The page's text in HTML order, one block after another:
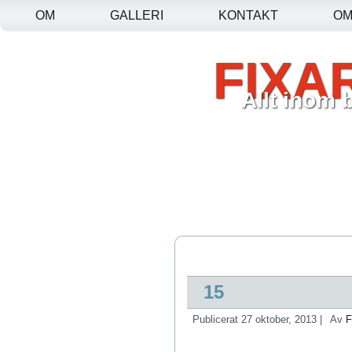
OM GALLERI KONTAKT
Allt inom
15
Publicerat 27 oktober, 2013 Av